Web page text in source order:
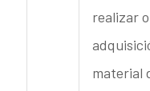
realizar
material